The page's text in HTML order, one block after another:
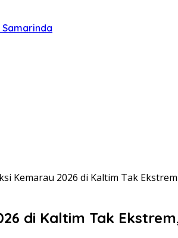
Kemarau 2026 di Kaltim Tak
di Kaltim Tak